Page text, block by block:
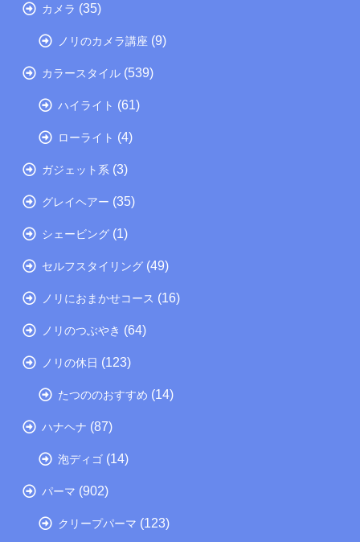
カメラ (35)
ノリのカメラ講座 (9)
カラースタイル (539)
ハイライト (61)
ローライト (4)
ガジェット系 (3)
グレイヘアー (35)
シェービング (1)
セルフスタイリング (49)
ノリにおまかせコース (16)
ノリのつぶやき (64)
ノリの休日 (123)
たつののおすすめ (14)
ハナヘナ (87)
泡ディゴ (14)
パーマ (902)
クリープパーマ (123)